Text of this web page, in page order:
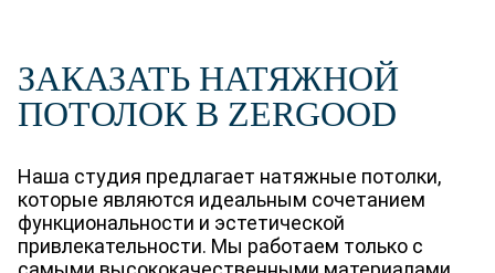
ЗАКАЗАТЬ НАТЯЖНОЙ
ПОТОЛОК В ZERGOOD
Наша студия предлагает натяжные потолки,
которые являются идеальным сочетанием
функциональности и эстетической
привлекательности. Мы работаем только с